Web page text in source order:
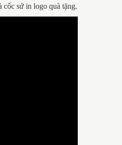
cốc sứ in logo quà tặng.